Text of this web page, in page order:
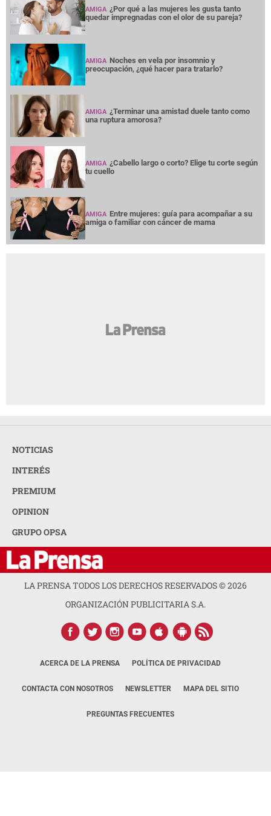
AMIGA ¿Por qué a las mujeres les gusta tanto
quedar impregnadas con el olor de su pareja?
AMIGA Noches en vela por insomnio y
preocupación, ¿qué hacer para tratarlo?
AMIGA ¿Terminar una amistad duele tanto como
una ruptura amorosa?
AMIGA ¿Cabello largo o corto? Elige tu corte según
tu cuello
AMIGA Entre mujeres: guía para acompañar a su
amiga o familiar con cáncer de mama
NOTICIAS
INTERÉS
PREMIUM
OPINION
GRUPO OPSA
LA PRENSA TODOS LOS DERECHOS RESERVADOS ©2026
ORGANIZACIÓN PUBLICITARIA S.A.
ACERCA DE LA PRENSA POLÍTICA DE PRIVACIDAD
CONTACTA CON NOSOTROS NEWSLETTER MAPA DEL SITIO
PREGUNTAS FRECUENTES